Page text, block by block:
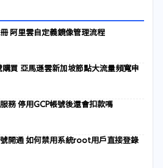
阿里雲自定義鏡像管理流程
買 亞馬遜雲新加坡節點大流量頻寬申
務 停用GCP帳號後還會扣款嗎
開通 如何禁用系統root用戶直接登錄